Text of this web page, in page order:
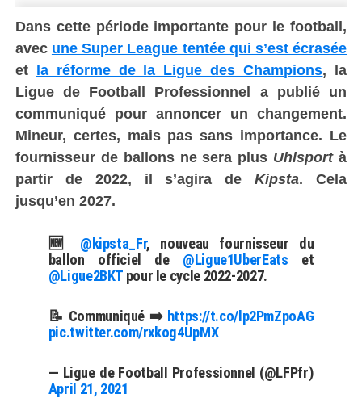
Dans cette période importante pour le football,
avec une Super League tentée qui s’est écrasée
et la réforme de la Ligue des Champions, la
Ligue de Football Professionnel a publié un
communiqué pour annoncer un changement.
Mineur, certes, mais pas sans importance. Le
fournisseur de ballons ne sera plus Uhlsportà
partir de 2022, il s’agira deKipsta. Cela
jusqu’en 2027.
🆕 @kipsta_Fr, nouveau fournisseur du
ballon officiel de @Ligue1UberEats et
@Ligue2BKT pour le cycle 2022-2027.
📝 Communiqué ➡️ https://t.co/lp2PmZpoAG
pic.twitter.com/rxkog4UpMX
— Ligue de Football Professionnel (@LFPfr)
April 21, 2021